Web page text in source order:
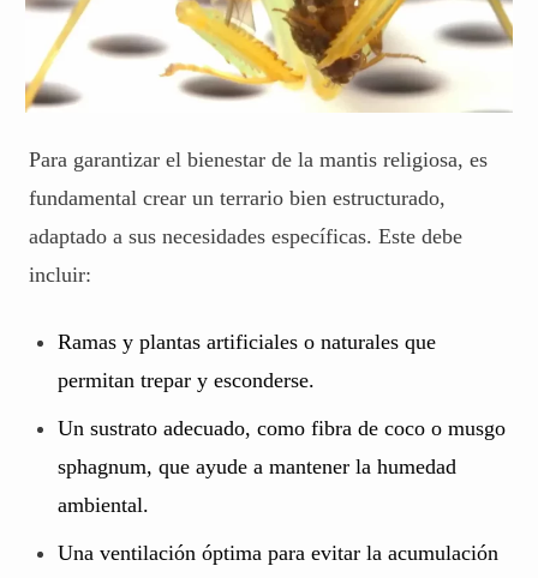
Para garantizar el bienestar de la mantis religiosa, es
fundamental crear un terrario bien estructurado,
adaptado a sus necesidades específicas. Este debe
incluir:
Ramas y plantas artificiales o naturales que
permitan trepar y esconderse.
Un sustrato adecuado, como fibra de coco o musgo
sphagnum, que ayude a mantener la humedad
ambiental.
Una ventilación óptima para evitar la acumulación